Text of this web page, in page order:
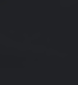
ンチャンあるかも・・